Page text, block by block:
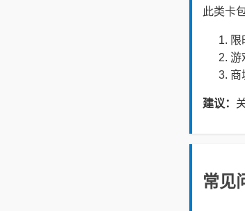
此类卡
游
商
建议：
常见